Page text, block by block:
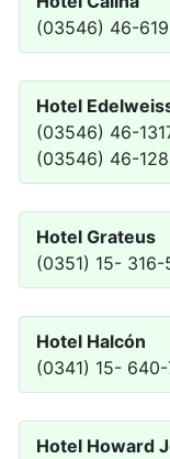
(03546) 46-
Hotel
(03546) 46-
(03546) 46-
Hotel Grateus
(0351) 15-
Hotel Halcón
(0341) 15-
Hotel Howard